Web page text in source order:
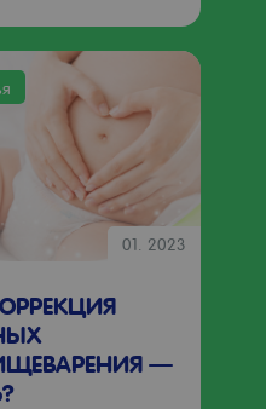
01. 2023
—